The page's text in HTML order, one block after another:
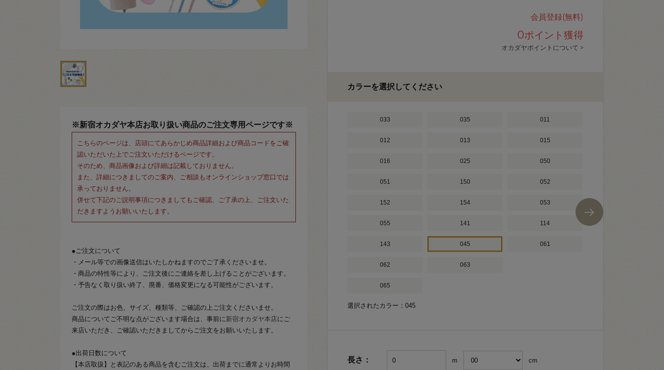
※新宿オカダヤ本店お取り扱い商品のご注文専用ページです※
こちらのページは、店頭にてあらかじめ商品詳細および商品コードをご確
認いただいた上でご注文いただけるページです。
そのため、商品画像および詳細は記載しておりません。
また、詳細につきましてのご案内、ご相談もオンラインショップ窓口では
承っておりません。
併せて下記のご説明事項につきましてもご確認、ご了承の上、ご注文いた
だきますようお願いいたします。
●ご注文について
・メール等での画像送信はいたしかねますのでご了承くださいませ。
・商品の特性等により、ご注文後にご連絡を差し上げることがございます。
・予告なく取り扱い終了、廃番、価格変更になる可能性がございます。
ご注文の際はお色、サイズ、種類等、ご確認の上ご注文くださいませ。
商品についてご不明な点がございます場合は、事前に 新宿オカダヤ本店にご
来店いただき、ご確認いただきましてからご注文をお願いいたします。
●出荷日数について
【本店取扱】と表記のある商品を含むご注文は、出荷までに通常よりお時間
会員登録(無料)
0ポイント獲得
オカダヤポイントについて >
カラーを選択してください
033 035 011
012 013 015
016 025 050
051 150 052
152 154 053
055 141 114
143 045 061
062 063
065
選択されたカラー：045
長さ： m cm